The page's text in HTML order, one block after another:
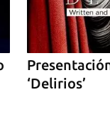
‘Delirios’